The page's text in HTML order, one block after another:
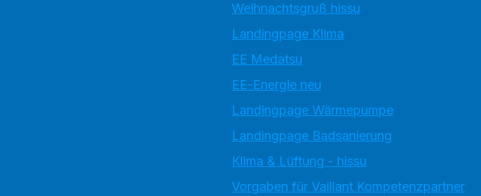
Weihnachtsgruß hissu
Landingpage Klima
EE Medatsu
EE-Energie neu
Landingpage Wärmepumpe
Landingpage Badsanierung
Klima & Lüftung - hissu
Vorgaben für Vaillant Kompetenzpartner